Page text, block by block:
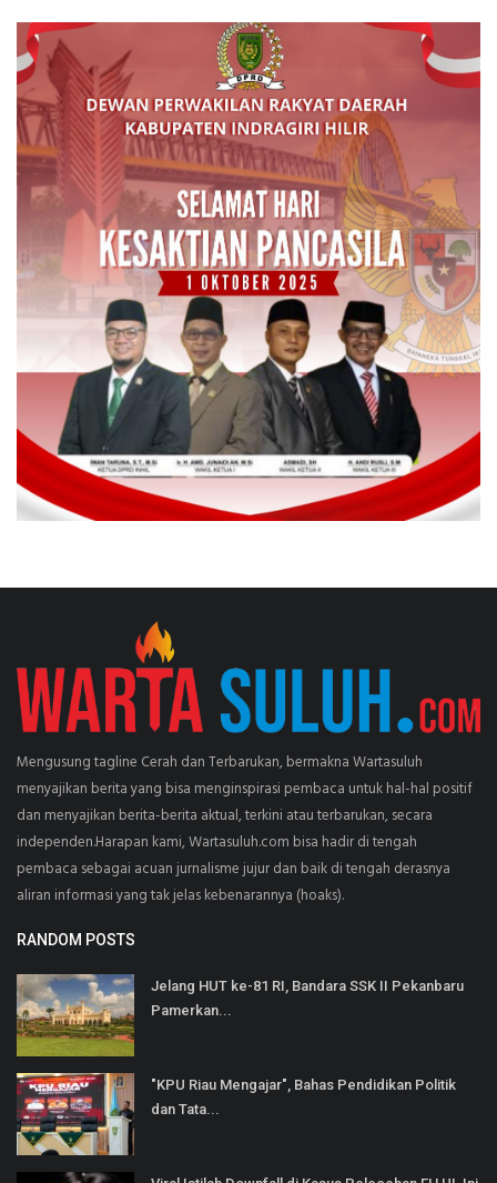
Mengusung tagline Cerah dan Terbarukan, bermakna Wartasuluh
menyajikan berita yang bisa menginspirasi pembaca untuk hal-hal positif
dan menyajikan berita-berita aktual, terkini atau terbarukan, secara
independen.Harapan kami, Wartasuluh.com bisa hadir di tengah
pembaca sebagai acuan jurnalisme jujur dan baik di tengah derasnya
aliran informasi yang tak jelas kebenarannya (hoaks).
RANDOM POSTS
Jelang HUT ke-81 RI, Bandara SSK II Pekanbaru
Pamerkan...
"KPU Riau Mengajar", Bahas Pendidikan Politik
dan Tata...